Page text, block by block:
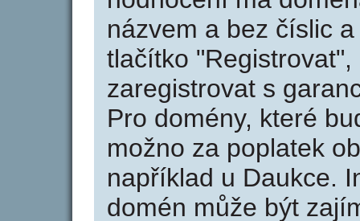
názvem a bez číslic
tlačítko
zaregistrovat s
Pro domény, které
možno za poplatek
například u Daukce.
domén může být